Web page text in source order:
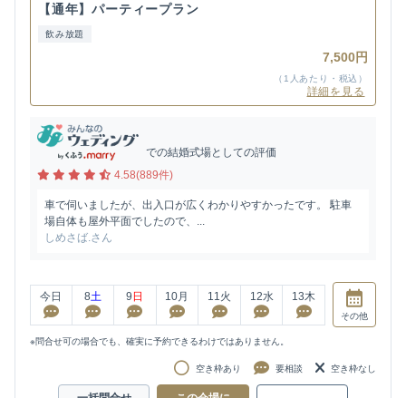
【通年】パーティープラン
飲み放題
7,500円
（1人あたり・税込）
詳細を見る
での結婚式場としての評価
4.58(889件)
車で伺いましたが、出入口が広くわかりやすかったです。 駐車
場自体も屋外平面でしたので、...
しめさば.さん
今日 8土 9 日 10月 11 火 12水 13木
その他
※問合せ可の場合でも、確実に予約できるわけではありません。
空き枠あり 要相談 空き枠なし